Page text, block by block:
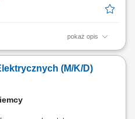
pokaż opis
instalacji
zgodnie z
tras kablowych oraz
(M/K/D)